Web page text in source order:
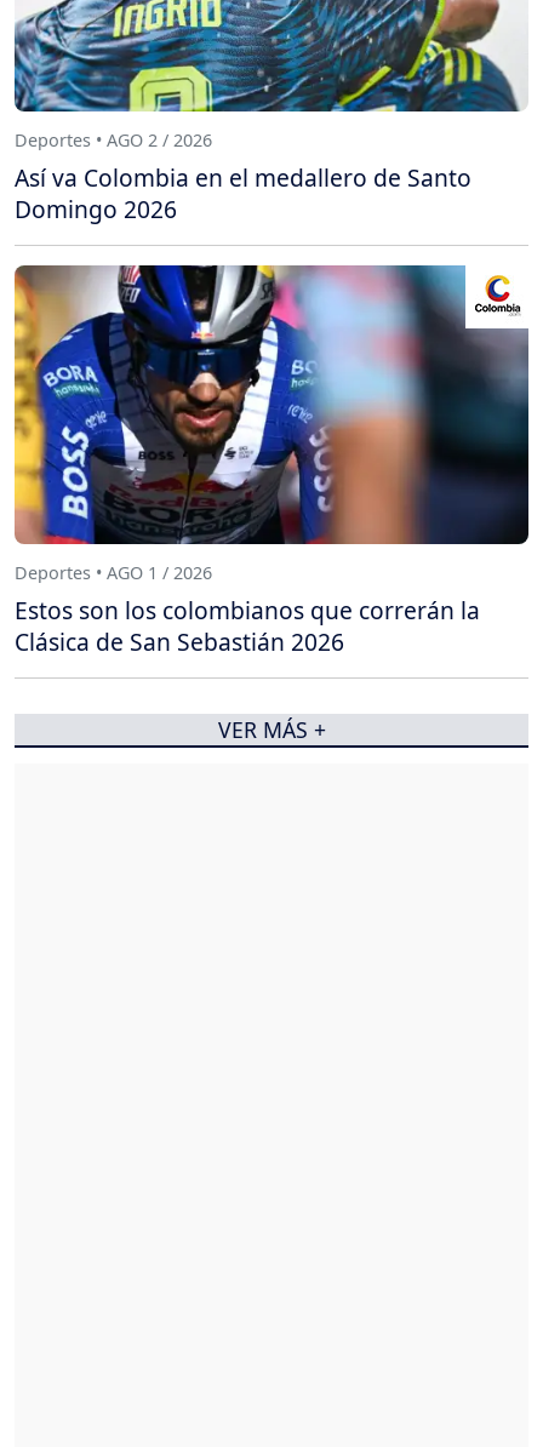
Deportes • AGO 2 / 2026
Así va Colombia en el medallero de Santo
Domingo 2026
Deportes • AGO 1 / 2026
Estos son los colombianos que correrán la
Clásica de San Sebastián 2026
VER MÁS +